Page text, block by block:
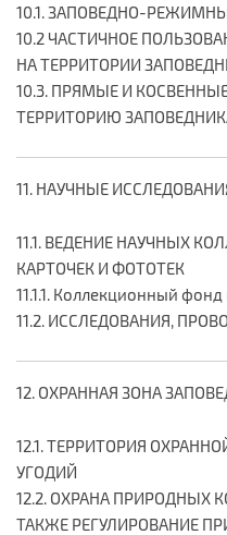
10.1. ЗАПОВЕДНО-
10.2 ЧАСТИЧНОЕ
НА ТЕРРИТОРИИ
10.3. ПРЯМЫЕ И
ТЕРРИТОРИЮ
11. НАУЧНЫЕ
11.1. ВЕДЕНИЕ НАУЧНЫХ
КАРТОЧЕК И ФОТОТЕК
11.1.1. Коллекционный
11.2. ИССЛЕДОВАНИЯ,
12. ОХРАННАЯ ЗОНА
12.1. ТЕРРИТОРИЯ
УГОДИЙ
12.2. ОХРАНА ПРИРОДНЫХ
ТАКЖЕ РЕГУЛИРОВАНИЕ